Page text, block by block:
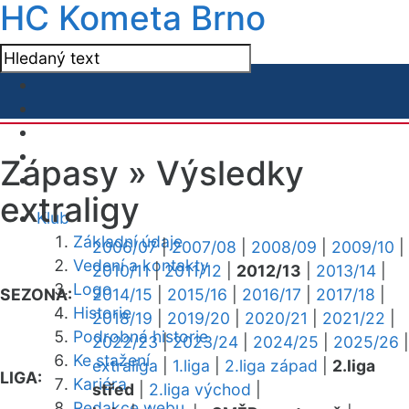
HC Kometa Brno
Klub
Základní údaje
Vedení a kontakty
Logo
Historie
Podrobná historie
Ke stažení
Kariéra
Zápasy » Výsledky
extraligy
SEZONA:
2006/07|2007/08 2008/09 2009/10
2010/11|2011/12 2012/13 2013/14
2014/15
2015/16 2016/17 2017/18
2018/19
2019/20 2020/21 2021/22
2022/23|2023/24 2024/25 2025/26
LIGA:
extraliga 1.liga 2.liga západ
2.liga
střed
2.liga východ